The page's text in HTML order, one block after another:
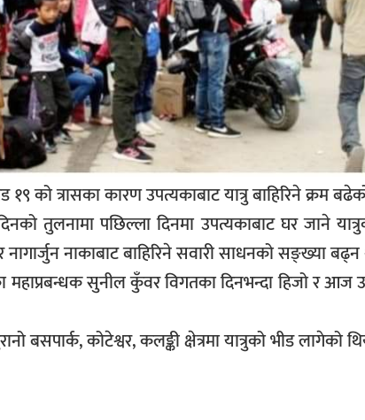
को त्रासका कारण उपत्यकाबाट यात्रु बाहिरिने क्रम
तुलनामा पछिल्ला दिनमा उपत्यकाबाट घर जाने
नागार्जुन नाकाबाट बाहिरिने सवारी साधनको सङ्ख्या
महाप्रबन्धक सुनील कुँवर विगतका दिनभन्दा हिजो र आज
कोटेश्वर, कलङ्की क्षेत्रमा यात्रुको भीड लागेको